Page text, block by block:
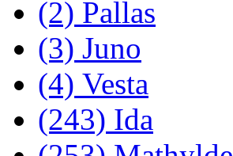
(2) Pallas
(3) Juno
(4) Vesta
(243) Ida